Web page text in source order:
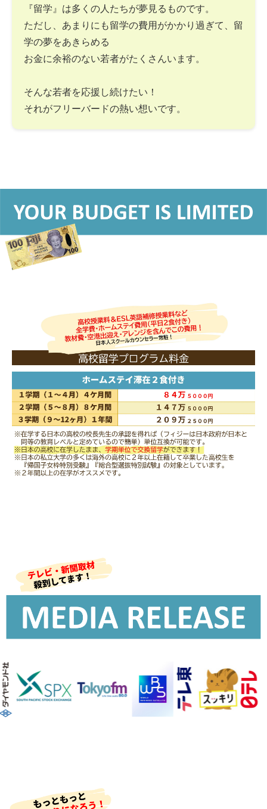
『留学』は多くの人たちが夢見るものです。
ただし、あまりにも留学の費用がかかり過ぎて、留
学の夢をあきらめる
お金に余裕のない若者がたくさんいます。
そんな若者を応援し続けたい！
それがフリーバードの熱い想いです。